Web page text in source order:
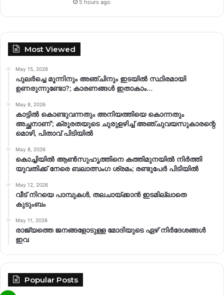
5 hours ago
Most Viewed
May 15, 2026
പുലർച്ചെ മൂന്നിനും അഞ്ചിനും ഇടയിൽ സ്ഥിരമായി
ഉണരുന്നുണ്ടോ?; കാരണങ്ങള്‍ ഇതാകാം…
May 8, 2026
കാട്ടിൽ കൊണ്ടുവന്നതും അനിയത്തിയെ കൊന്നതും
അച്ഛനാണ്’; ക്രൂരതയുടെ ചുരുളഴിച്ച് അഞ്ചുവയസുകാരന്റെ
മൊഴി, പിതാവ് പിടിയിൽ
May 8, 2026
കൊച്ചിയിൽ ആൺസുഹൃത്തിനെ കത്തിമുനയിൽ നിർത്തി
യുവതിക്ക് നേരെ ബലാത്സംഗ​ ശ്രമം; രണ്ടുപേർ പിടിയിൽ
May 12, 2026
വീട് നിറയെ പാമ്പുകൾ, തലചായ്ക്കാൻ ഇടമില്ലാതെ
കുടുംബം
May 11, 2026
രാജ്യത്തെ ജനങ്ങളോടുള്ള മോദിയുടെ ഏഴ് നിര്‍ദേശങ്ങള്‍
ഇവ
Popular Posts